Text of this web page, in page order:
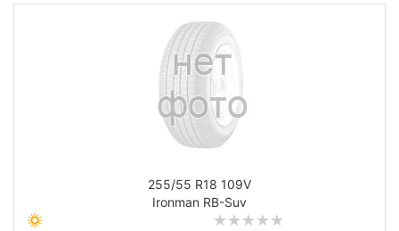
255/55 R18 109V
Ironman RB-Suv